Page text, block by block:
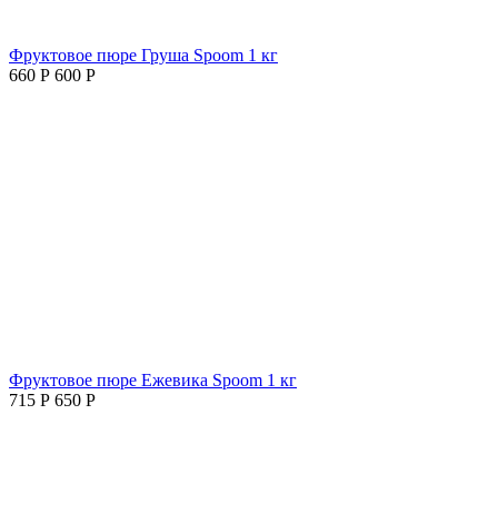
Фруктовое пюре Груша Spoom 1 кг
660 Р 600 Р
Фруктовое пюре Ежевика Spoom 1 кг
715 Р 650 Р